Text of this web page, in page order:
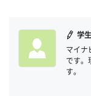
学
マイナ
です。
す。